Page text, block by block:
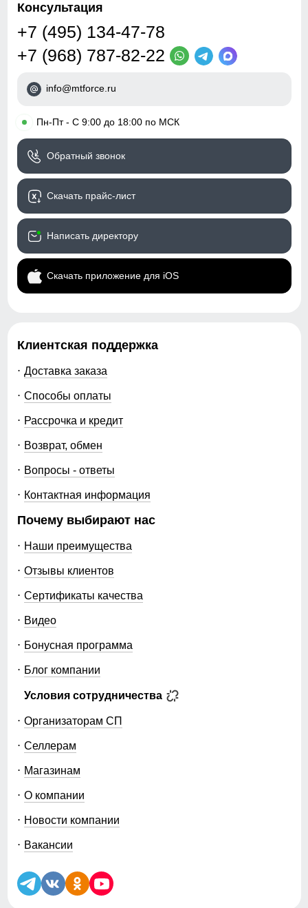
Консультация
+7 (495) 134-47-78
+7 (968) 787-82-22
info@mtforce.ru
• Пн-Пт - С 9:00 до 18:00 по МСК
Обратный звонок
Скачать прайс-лист
Написать директору
Скачать приложение для iOS
Клиентская поддержка
Доставка заказа
Способы оплаты
Рассрочка и кредит
Возврат, обмен
Вопросы - ответы
Контактная информация
Почему выбирают нас
Наши преимущества
Отзывы клиентов
Сертификаты качества
Видео
Бонусная программа
Блог компании
Условия сотрудничества
Организаторам СП
Селлерам
Магазинам
О компании
Новости компании
Вакансии